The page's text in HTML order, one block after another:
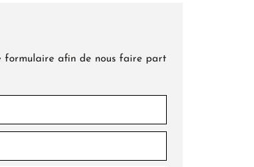
formulaire afin de nous faire part